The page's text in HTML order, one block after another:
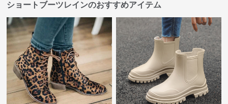
ショートブーツレインのおすすめアイテム